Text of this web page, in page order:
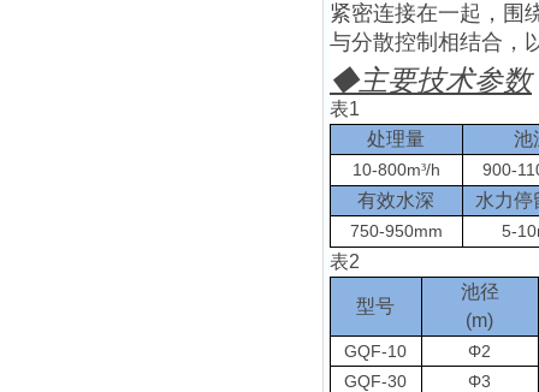
紧密连接在一起，围
与分散控制相结合，
◆主要技术参数
表1
处理量
池
10-800m³/h 900-
有效水深 水力停
750-950mm 5-
表2
型号
池径
(m)
GQF-10
Φ2
GQF-30
Φ3